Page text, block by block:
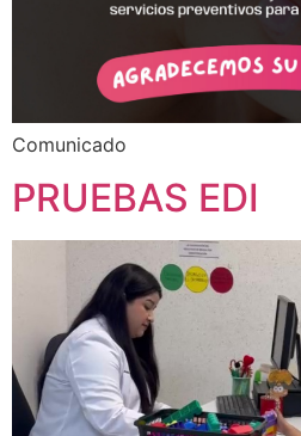
Comunicado
PRUEBAS EDI